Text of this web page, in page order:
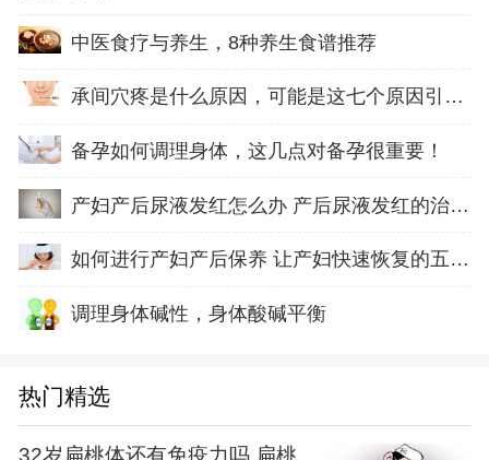
中医食疗与养生，8种养生食谱推荐
承间穴疼是什么原因，可能是这七个原因引起的
备孕如何调理身体，这几点对备孕很重要！
产妇产后尿液发红怎么办 产后尿液发红的治疗方
如何进行产妇产后保养 让产妇快速恢复的五方面
调理身体碱性，身体酸碱平衡
热门精选
32岁扁桃体还有免疫力吗 扁桃